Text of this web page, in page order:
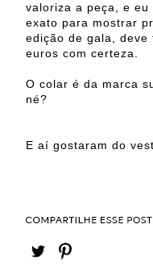
valoriza a peça, e eu
exato para mostrar
edição de gala, deve
euros com certeza.
O colar é da marca
né?
E aí gostaram do